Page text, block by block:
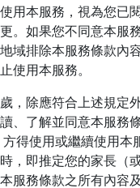
用本服務，視為您已
。如果您不同意本服
域排除本服務條款內
使用本服務。
，除應符合上述規定
讀、了解並同意本服務
得使用或繼續使用本
，即推定您的家長（
服務條款之所有內容